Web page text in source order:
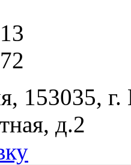
153035,
д.2